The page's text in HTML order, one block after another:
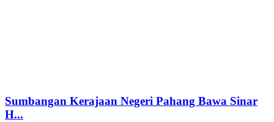
Sumbangan Kerajaan Negeri Pahang Bawa Sinar
H...